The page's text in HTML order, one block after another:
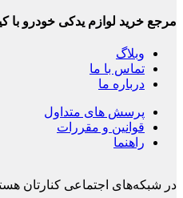
مرجع خرید لوازم یدکی خودرو
وبلاگ
تماس با ما
درباره ما
پرسش های متداول
قوانین و مقررات
راهنما
در شبکه‌های اجتماعی کنارتان